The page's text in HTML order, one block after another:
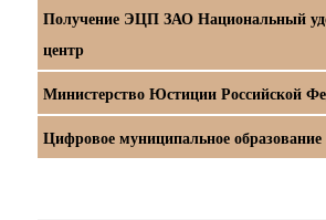
Получение ЭЦП ЗАО Национальный
центр
Министерство Юстиции Российской
Цифровое муниципальное образование